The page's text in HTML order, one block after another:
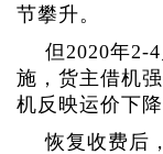
节攀升。
但2020年2-
施，货主借机
机反映运价下
恢复收费后